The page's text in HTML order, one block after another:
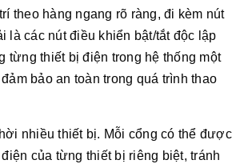
theo hàng ngang rõ ràng, đi kèm nút
là các nút điều khiển bật/tắt độc lập
từng thiết bị điện trong hệ thống một
bảo an toàn trong quá trình thao
nhiều thiết bị. Mỗi cổng có thể được
của từng thiết bị riêng biệt, tránh